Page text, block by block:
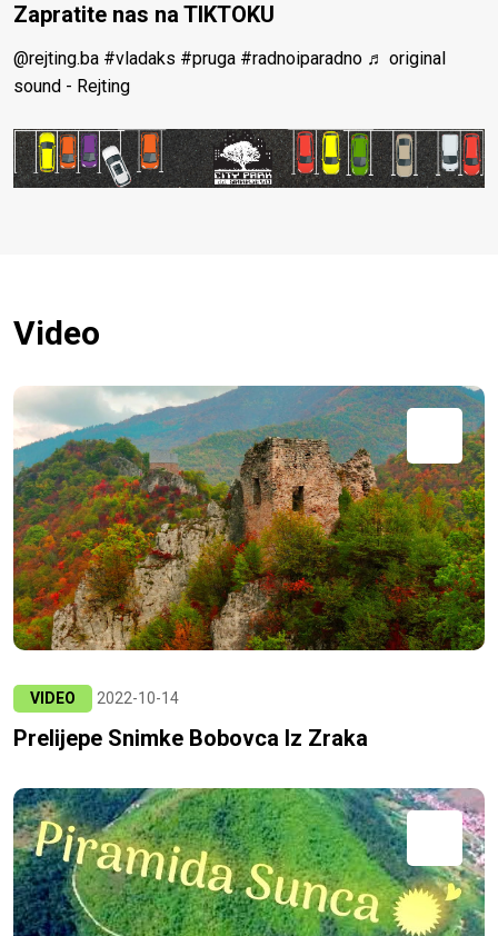
Zapratite nas na TIKTOKU
@rejting.ba #vladaks #pruga #radnoiparadno ♬ original
sound - Rejting
Video
VIDEO 2022-10-14
Prelijepe Snimke Bobovca Iz Zraka